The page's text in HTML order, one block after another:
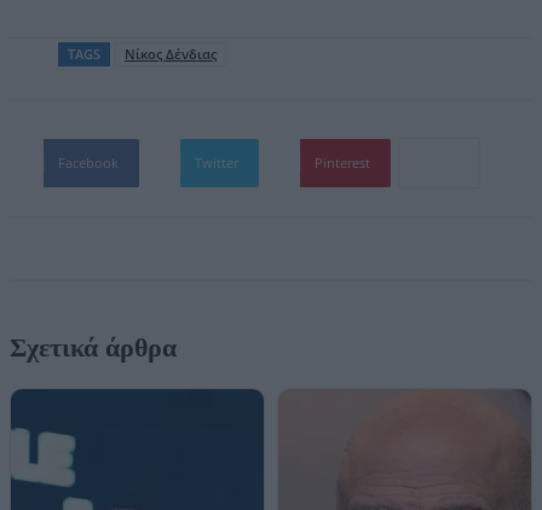
TAGS Νίκος Δένδιας
Facebook Twitter Pinterest
Σχετικά άρθρα